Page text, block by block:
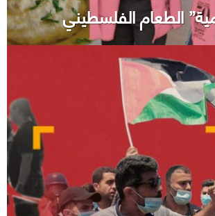
الطعام الفلسطيني